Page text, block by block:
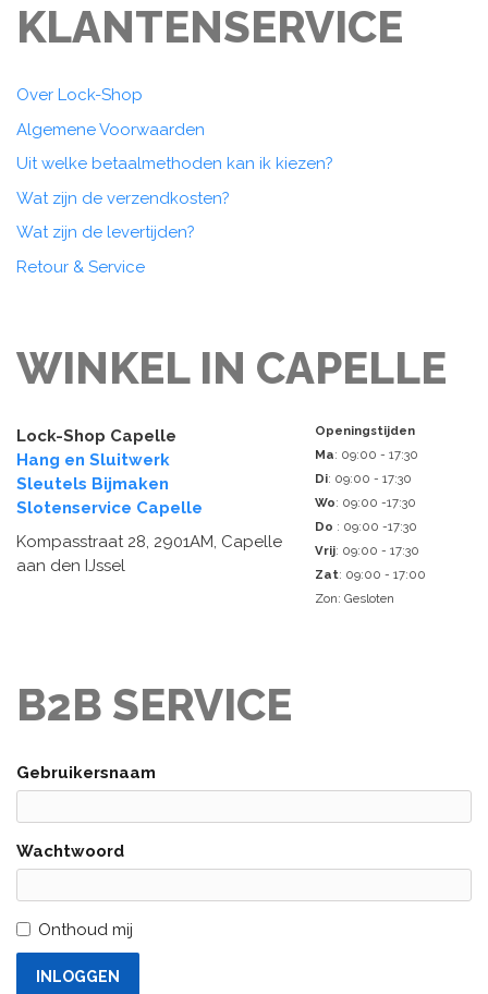
KLANTENSERVICE
Over Lock-Shop
Algemene Voorwaarden
Uit welke betaalmethoden kan ik kiezen?
Wat zijn de verzendkosten?
Wat zijn de levertijden?
Retour & Service
WINKEL IN CAPELLE
Lock-Shop Capelle
Hang en Sluitwerk
Sleutels Bijmaken
Slotenservice Capelle
Kompasstraat 28, 2901AM, Capelle
aan den IJssel
Openingstijden
Ma: 09:00 - 17:30
Di: 09:00 - 17:30
Wo: 09:00 -17:30
Do : 09:00 -17:30
Vrij: 09:00 - 17:30
Zat: 09:00 - 17:00
Zon: Gesloten
B2B SERVICE
Gebruikersnaam
Wachtwoord
Onthoud mij
INLOGGEN